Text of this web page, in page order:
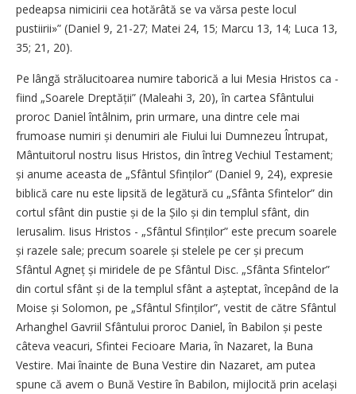
pedeapsa nimicirii cea hotărâtă se va vărsa peste locul
pustiirii»” (Daniel 9, 21-27; Matei 24, 15; Marcu 13, 14; Luca 13,
35; 21, 20).
Pe lângă strălucitoarea numire taborică a lui Mesia Hristos ca ­
fiind „Soarele Dreptății” ­(Maleahi 3, 20), în cartea Sfântului
proroc Daniel întâlnim, prin urmare, una dintre cele mai
frumoase numiri și denumiri ale Fiului lui Dumnezeu Întrupat,
Mântuitorul nostru Iisus Hristos, din întreg Vechiul Testament;
și anume aceasta de „Sfântul Sfinților” (Daniel 9, 24), expresie
biblică care nu este lipsită de legătură cu „Sfânta Sfintelor” din
cortul sfânt din pustie și de la Șilo și din templul sfânt, din
Ierusalim. Iisus Hristos - „Sfântul Sfinților” este precum soarele
și razele sale; precum soarele și stelele pe cer și precum
Sfântul Agneț și miridele de pe Sfântul Disc. „Sfânta Sfintelor”
din cortul sfânt și de la templul sfânt a așteptat, începând de la
Moise și Solomon, pe „Sfântul Sfinților”, vestit de către Sfântul
Arhanghel Gavriil Sfântului proroc Daniel, în Babilon și peste
câteva veacuri, Sfintei Fecioare Maria, în Nazaret, la Buna
Vestire. Mai înainte de Buna Vestire din Nazaret, am putea
spune că avem o Bună Vestire în Babilon, mijlocită prin același